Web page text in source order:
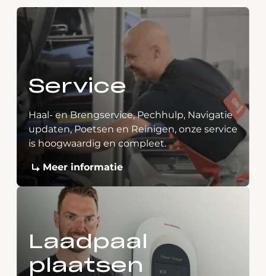
Service
Haal- en Brengservice, Pechhulp, Navigatie
updaten, Poetsen en Reinigen, onze service
is hoogwaardig en compleet.
Meer informatie
Laadpaal
plaatsen